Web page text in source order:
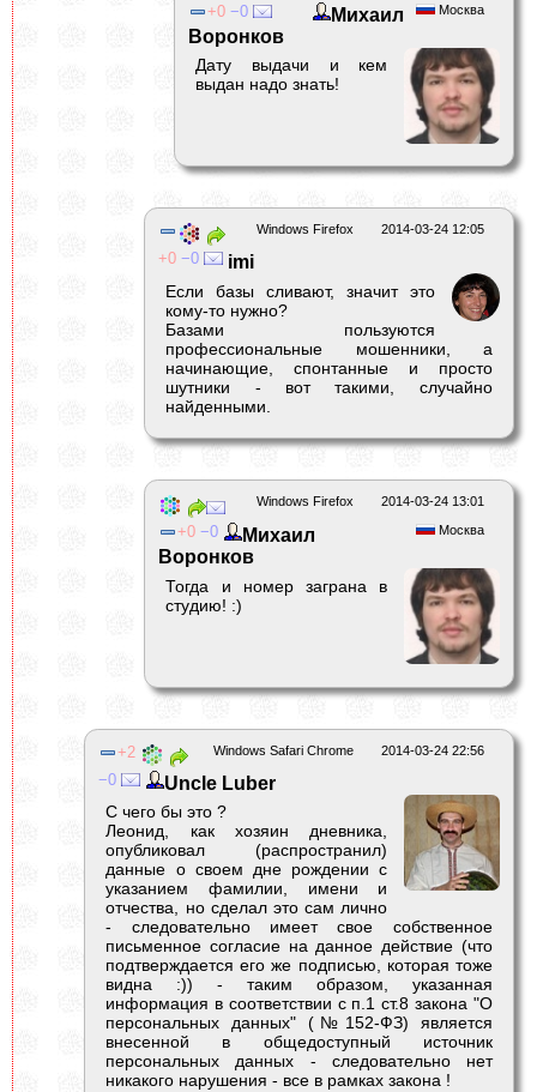
Москва
0 0
Михаил
Воронков
Дату выдачи и кем
выдан надо знать!
2014-03-24 12:05
Windows Firefox
0 0 imi
Если базы сливают, значит это
кому-то нужно?
Базами пользуются
профессиональные мошенники, а
начинающие, спонтанные и просто
шутники - вот такими, случайно
найденными.
2014-03-24 13:01
Windows Firefox
Москва
0 0
Михаил
Воронков
Тогда и номер заграна в
студию! :)
2014-03-24 22:56
Windows Safari Chrome
2
0
Uncle Luber
С чего бы это ?
Леонид, как хозяин дневника,
опубликовал (распространил)
данные о своем дне рождении с
указанием фамилии, имени и
отчества, но сделал это сам лично
- следовательно имеет свое собственное
письменное согласие на данное действие (что
подтверждается его же подписью, которая тоже
видна :)) - таким образом, указанная
информация в соответствии с п.1 ст.8 закона "О
персональных данных" (№152-ФЗ) является
внесенной в общедоступный источник
персональных данных - следовательно нет
никакого нарушения - все в рамках закона !